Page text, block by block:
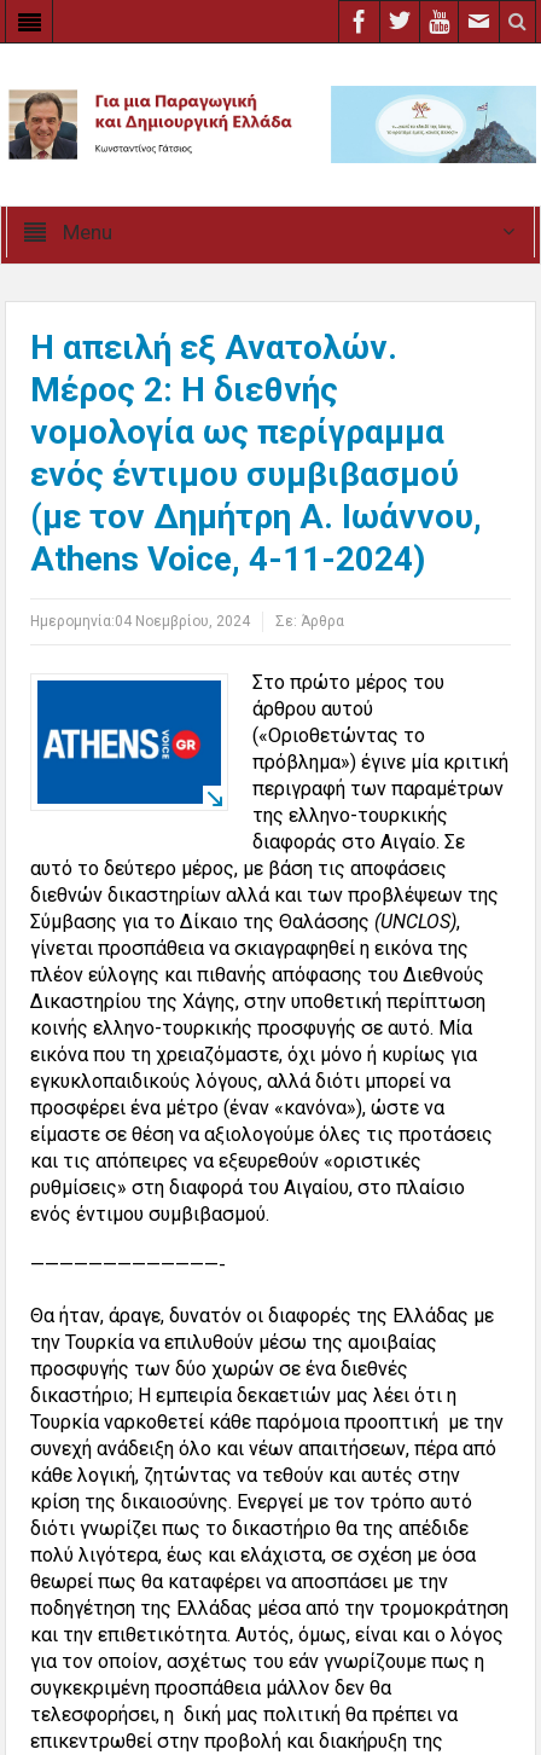
Menu
Η απειλή εξ Ανατολών.
Μέρος 2: Η διεθνής
νομολογία ως περίγραμμα
ενός έντιμου συμβιβασμού
(με τον Δημήτρη Α. Ιωάννου,
Athens Voice, 4-11-2024)
Ημερομηνία:04 Νοεμβρίου, 2024 Σε:Άρθρα
Στο πρώτο μέρος του
άρθρου αυτού
(«Οριοθετώντας το
πρόβλημα») έγινε μία κριτική
περιγραφή των παραμέτρων
της ελληνο-τουρκικής
διαφοράς στο Αιγαίο. Σε
αυτό το δεύτερο μέρος, με βάση τις αποφάσεις
διεθνών δικαστηρίων αλλά και των προβλέψεων της
Σύμβασης για το Δίκαιο της Θαλάσσης (UNCLOS),
γίνεται προσπάθεια να σκιαγραφηθεί η εικόνα της
πλέον εύλογης και πιθανής απόφασης του Διεθνούς
Δικαστηρίου της Χάγης, στην υποθετική περίπτωση
κοινής ελληνο-τουρκικής προσφυγής σε αυτό. Μία
εικόνα που τη χρειαζόμαστε, όχι μόνο ή κυρίως για
εγκυκλοπαιδικούς λόγους, αλλά διότι μπορεί να
προσφέρει ένα μέτρο (έναν «κανόνα»), ώστε να
είμαστε σε θέση να αξιολογούμε όλες τις προτάσεις
και τις απόπειρες να εξευρεθούν «οριστικές
ρυθμίσεις» στη διαφορά του Αιγαίου, στο πλαίσιο
ενός έντιμου συμβιβασμού.
—————————————-
Θα ήταν, άραγε, δυνατόν οι διαφορές της Ελλάδας με
την Τουρκία να επιλυθούν μέσω της αμοιβαίας
προσφυγής των δύο χωρών σε ένα διεθνές
δικαστήριο; Η εμπειρία δεκαετιών μας λέει ότι η
Τουρκία ναρκοθετεί κάθε παρόμοια προοπτική με την
συνεχή ανάδειξη όλο και νέων απαιτήσεων, πέρα από
κάθε λογική, ζητώντας να τεθούν και αυτές στην
κρίση της δικαιοσύνης. Ενεργεί με τον τρόπο αυτό
διότι γνωρίζει πως το δικαστήριο θα της απέδιδε
πολύ λιγότερα, έως και ελάχιστα, σε σχέση με όσα
θεωρεί πως θα καταφέρει να αποσπάσει με την
ποδηγέτηση της Ελλάδας μέσα από την τρομοκράτηση
και την επιθετικότητα. Αυτός, όμως, είναι και ο λόγος
για τον οποίον, ασχέτως του εάν γνωρίζουμε πως η
συγκεκριμένη προσπάθεια μάλλον δεν θα
τελεσφορήσει, η δική μας πολιτική θα πρέπει να
επικεντρωθεί στην προβολή και διακήρυξη της